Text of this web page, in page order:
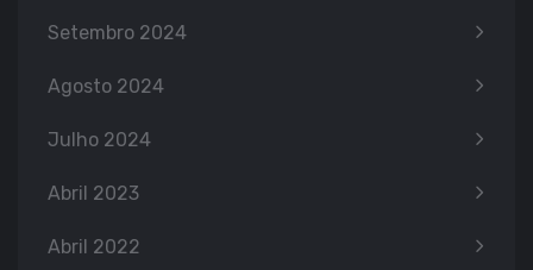
Setembro 2024
Agosto 2024
Julho 2024
Abril 2023
Abril 2022